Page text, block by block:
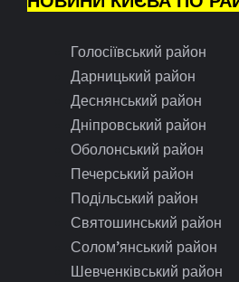
Голосіївський район
Дарницький район
Деснянський район
Дніпровський район
Оболонський район
Печерський район
Подільський район
Святошинський район
Солом’янський район
Шевченківський район